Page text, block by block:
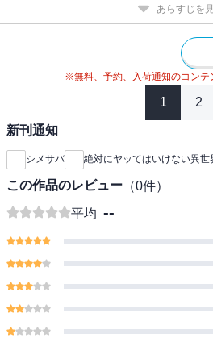
あらすじを
※無料、予約、入荷通知のコンテ
1 2
新刊通知
シメサバ 絶対にヤッてはいけない異世
この作品のレビュー （0件）
平均 --